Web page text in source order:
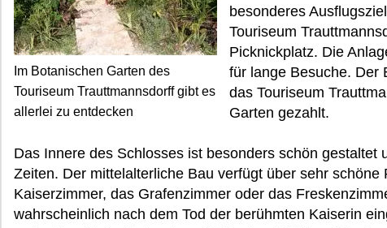
Im Botanischen Garten des
Touriseum Trauttmannsdorff gibt es
allerlei zu entdecken
besonderes
Touriseum
Picknickplatz. Die
für lange Besuche. Der
das Touriseum
Garten gezahlt.
Das Innere des Schlosses ist besonders schön gestaltet
Zeiten. Der mittelalterliche Bau verfügt über sehr schöne
Kaiserzimmer, das Grafenzimmer oder das
wahrscheinlich nach dem Tod der berühmten Kaiserin